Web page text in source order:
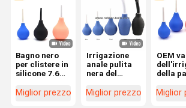
Bagno nero
per clistere in
silicone 7.6
doccia anale
Miglior prezzo
Irrigazione
anale pulita
nera del
della
Miglior prezzo
OEM
della
clistere
Miglior